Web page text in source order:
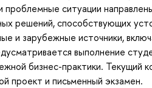
проблемные ситуации
решений, способствующих
и зарубежные источники,
выполнение
бизнес-практики. Текущий
проект и письменный экзамен.